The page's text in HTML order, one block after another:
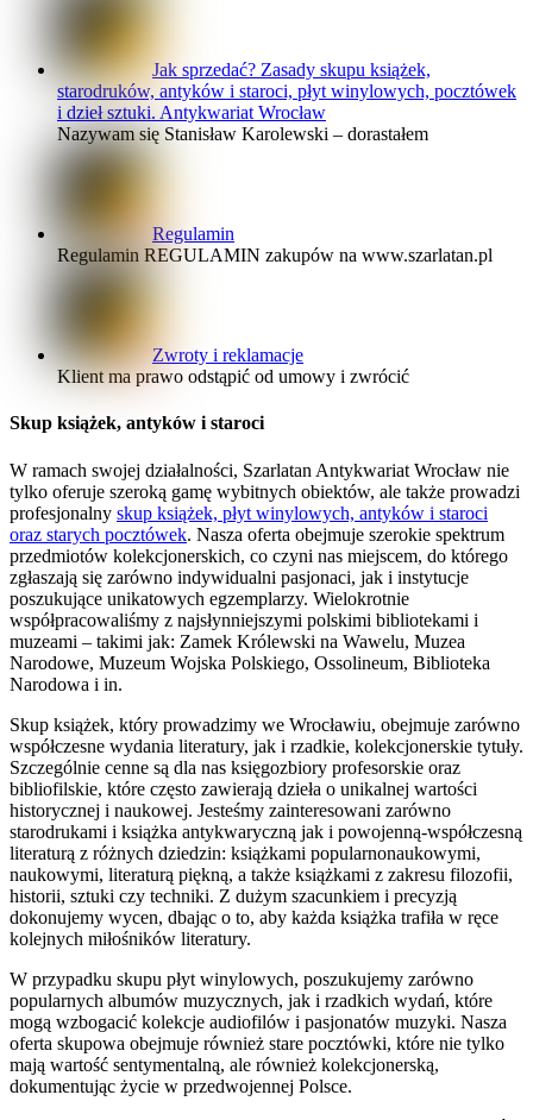
Jak sprzedać? Zasady skupu książek,
starodruków, antyków i staroci, płyt winylowych, pocztówek
i dzieł sztuki. Antykwariat Wrocław
Nazywam się Stanisław Karolewski – dorastałem
Regulamin
Regulamin REGULAMIN zakupów na www.szarlatan.pl
Zwroty i reklamacje
Klient ma prawo odstąpić od umowy i zwrócić
Skup książek, antyków i staroci
W ramach swojej działalności, Szarlatan Antykwariat Wrocław nie
tylko oferuje szeroką gamę wybitnych obiektów, ale także prowadzi
profesjonalny skup książek, płyt winylowych, antyków i staroci
oraz starych pocztówek. Nasza oferta obejmuje szerokie spektrum
przedmiotów kolekcjonerskich, co czyni nas miejscem, do którego
zgłaszają się zarówno indywidualni pasjonaci, jak i instytucje
poszukujące unikatowych egzemplarzy. Wielokrotnie
współpracowaliśmy z najsłynniejszymi polskimi bibliotekami i
muzeami – takimi jak: Zamek Królewski na Wawelu, Muzea
Narodowe, Muzeum Wojska Polskiego, Ossolineum, Biblioteka
Narodowa i in.
Skup książek, który prowadzimy we Wrocławiu, obejmuje zarówno
współczesne wydania literatury, jak i rzadkie, kolekcjonerskie tytuły.
Szczególnie cenne są dla nas księgozbiory profesorskie oraz
bibliofilskie, które często zawierają dzieła o unikalnej wartości
historycznej i naukowej. Jesteśmy zainteresowani zarówno
starodrukami i książka antykwaryczną jak i powojenną-współczesną
literaturą z różnych dziedzin: książkami popularnonaukowymi,
naukowymi, literaturą piękną, a także książkami z zakresu filozofii,
historii, sztuki czy techniki. Z dużym szacunkiem i precyzją
dokonujemy wycen, dbając o to, aby każda książka trafiła w ręce
kolejnych miłośników literatury.
W przypadku skupu płyt winylowych, poszukujemy zarówno
popularnych albumów muzycznych, jak i rzadkich wydań, które
mogą wzbogacić kolekcje audiofilów i pasjonatów muzyki. Nasza
oferta skupowa obejmuje również stare pocztówki, które nie tylko
mają wartość sentymentalną, ale również kolekcjonerską,
dokumentując życie w przedwojennej Polsce.